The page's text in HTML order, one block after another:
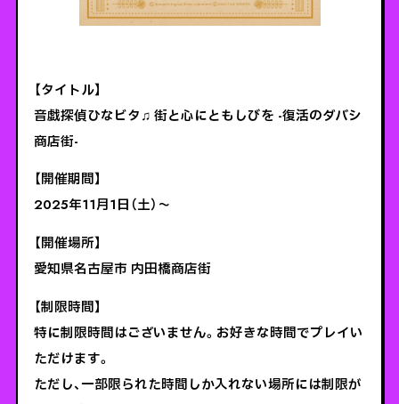
【タイトル】
音戯探偵ひなビタ♫ 街と心にともしびを -復活のダバシ
商店街-
【開催期間】
2025年11月1日（土）～
【開催場所】
愛知県名古屋市 内田橋商店街
【制限時間】
特に制限時間はございません。お好きな時間でプレイい
ただけます。
ただし、一部限られた時間しか入れない場所には制限が